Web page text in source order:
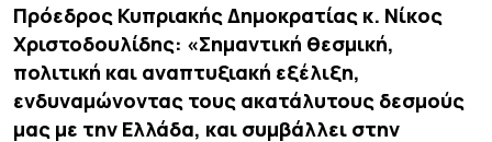
Πρόεδρος Κυπριακής Δημοκρατίας κ. Νίκος
Χριστοδουλίδης: «Σημαντική θεσμική,
πολιτική και αναπτυξιακή εξέλιξη,
ενδυναμώνοντας τους ακατάλυτους δεσμούς
μας με την Ελλάδα, και συμβάλλει στην